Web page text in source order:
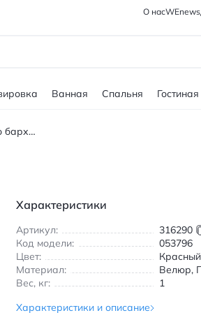
О насWEnews
Ванная Спальня Гостиная
Домик для кошки из мягкого бархата
Характеристики
Артикул:
316290
Код модели:
053796
Цвет:
Материал:
Велюр,
Вес, кг:
1
Характеристики и описание